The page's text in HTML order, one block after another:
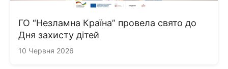
ГО “Незламна Країна” провела свято до
Дня захисту дітей
10 Червня 2026